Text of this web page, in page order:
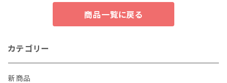
商品一覧に戻る
カテゴリー
新商品